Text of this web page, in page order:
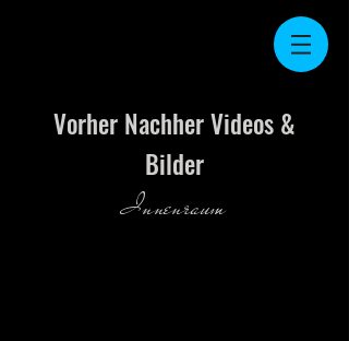
Vorher Nachher Videos &
Bilder
Innenraum